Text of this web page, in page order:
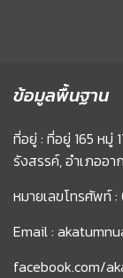
ข้อมูลพื้นฐาน
ที่อยู่ : ที่อยู่ 165 หมู่
รังสรรค์, อำเภออ
หมายเลขโทรศัพท์
Email :
facebook.com/